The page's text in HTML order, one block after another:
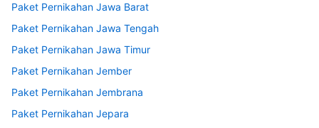
Paket Pernikahan Jawa Barat
Paket Pernikahan Jawa Tengah
Paket Pernikahan Jawa Timur
Paket Pernikahan Jember
Paket Pernikahan Jembrana
Paket Pernikahan Jepara